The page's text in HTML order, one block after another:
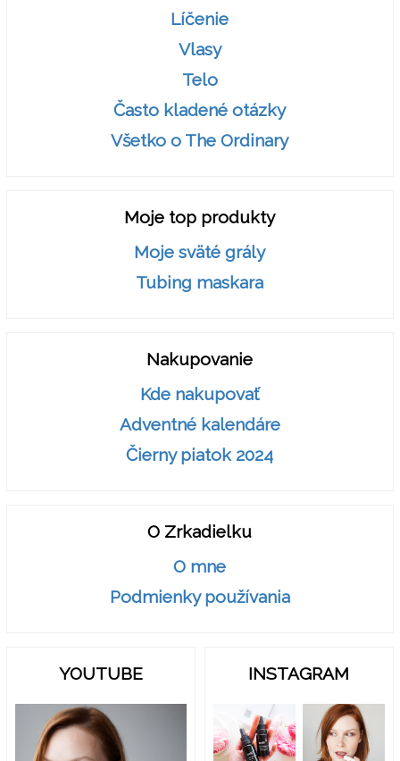
Líčenie
Vlasy
Telo
Často kladené otázky
Všetko o The Ordinary
Moje top produkty
Moje sväté grály
Tubing maskara
Nakupovanie
Kde nakupovať
Adventné kalendáre
Čierny piatok 2024
O Zrkadielku
O mne
Podmienky používania
YOUTUBE INSTAGRAM